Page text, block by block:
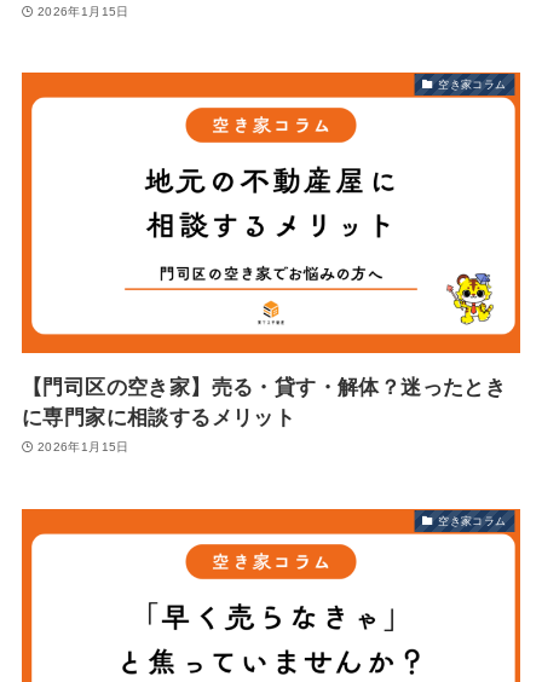
2026年1月15日
空き家コラム
【門司区の空き家】売る・貸す・解体？迷ったとき
に専門家に相談するメリット
2026年1月15日
空き家コラム